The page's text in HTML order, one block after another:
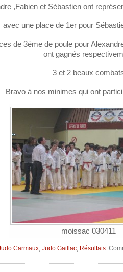
,Fabien et Sébastien ont
avec une place de 1er pour
de 3ème de poule pour
ont gagnés
3 et 2 beaux
Bravo à nos minimes qui ont
moissac 030411
Carmaux, Judo Gaillac, Résultats.